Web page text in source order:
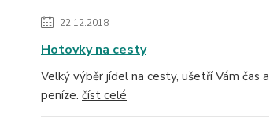
22.12.2018
Hotovky na cesty
Velký výběr jídel na cesty, ušetří Vám čas a
peníze. číst celé